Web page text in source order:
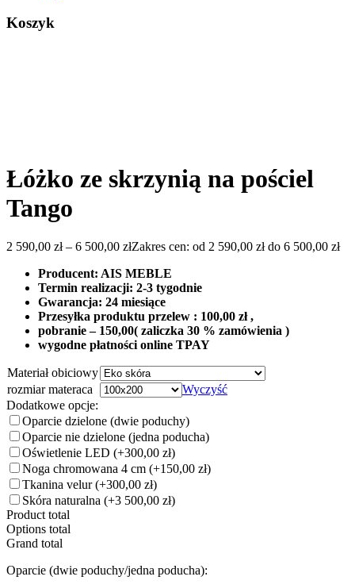
Koszyk
Łóżko ze skrzynią na pościel
Tango
2 590,00 zł – 6 500,00 złZakres cen: od 2 590,00 zł do 6 500,00 zł
Producent: AIS MEBLE
Termin realizacji: 2-3 tygodnie
Gwarancja: 24 miesiące
Przesyłka produktu przelew : 100,00 zł ,
pobranie – 150,00( zaliczka 30 % zamówienia )
wygodne płatności online TPAY
Materiał obiciowy
rozmiar materaca
Wyczyść
Dodatkowe opcje:
Oparcie dzielone (dwie poduchy)
Oparcie nie dzielone (jedna poducha)
Oświetlenie LED (+300,00 zł)
Noga chromowana 4 cm (+150,00 zł)
Tkanina velur(+300,00 zł)
Skóra naturalna (+3 500,00 zł)
Product total
Options total
Grand total
Oparcie (dwie poduchy/jedna poducha):